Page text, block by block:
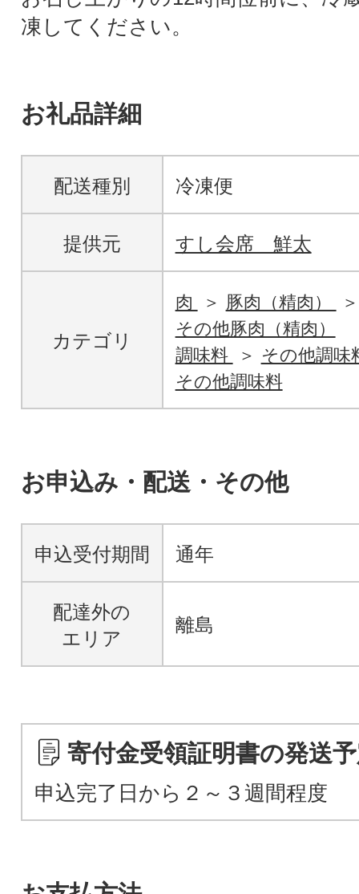
凍してください。
お礼品詳細
配送種別 冷凍便
提供元 すし会席 鮮太
カテゴリ
肉
豚肉（精肉）
その他豚肉（精肉）
調味料
その他調味
その他調味料
お申込み・配送・その他
申込受付期間 通年
配達外の
エリア
離島
寄付金受領証明書の発送
申込完了日から２～３週間程度